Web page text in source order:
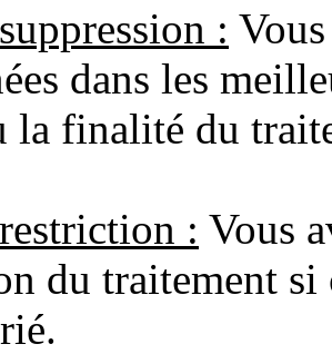
:
dans les
la finalité du
: Vous
du traitement